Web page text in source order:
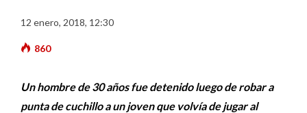
12 enero, 2018, 12:30
860
Un hombre de 30 años fue detenido luego de robar a
punta de cuchillo a un joven que volvía de jugar al